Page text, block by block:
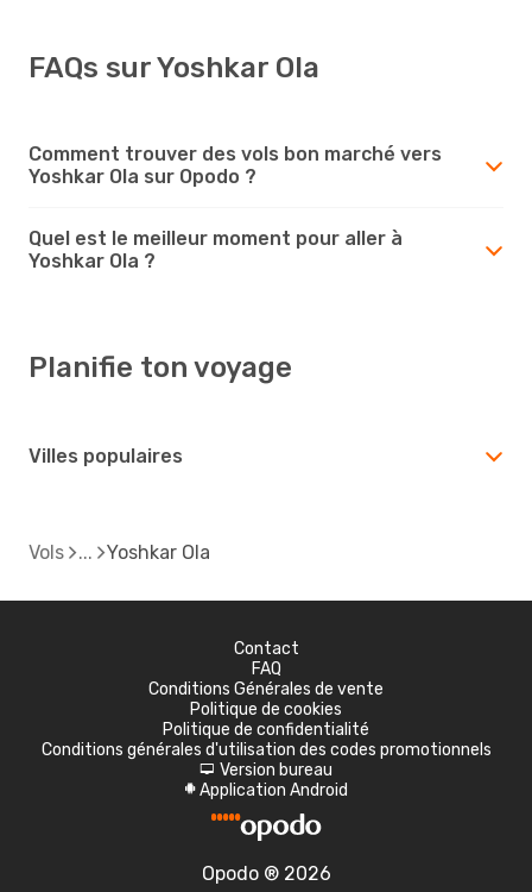
FAQs sur Yoshkar Ola
Comment trouver des vols bon marché vers
Yoshkar Ola sur Opodo ?
Quel est le meilleur moment pour aller à
Yoshkar Ola ?
Planifie ton voyage
Villes populaires
Vols Yoshkar Ola
Contact
FAQ
Conditions Générales de vente
Politique de cookies
Politique de confidentialité
Conditions générales d'utilisation des codes promotionnels
d Version bureau
A Application Android
Opodo ® 2026